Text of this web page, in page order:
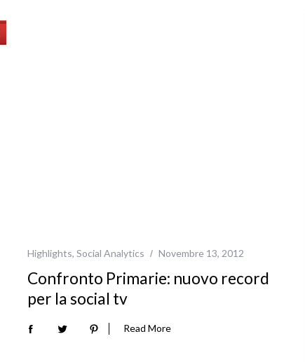
Highlights, Social Analytics Novembre 13, 2012
Confronto Primarie: nuovo record
per la social tv
Read More